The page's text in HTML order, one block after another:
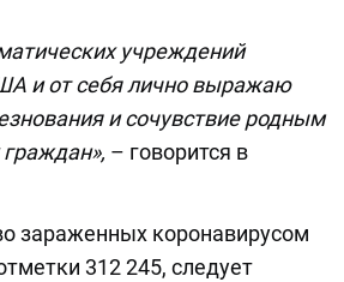
учреждений
и от себя лично выражаю
и сочувствие родным
– говорится в
зараженных коронавирусом
312 245, следует